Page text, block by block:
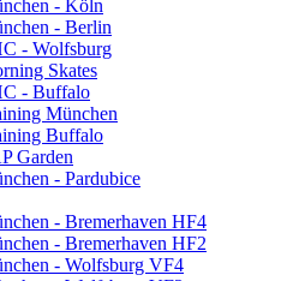
- Köln
- Berlin
- Wolfsburg
Skates
- Buffalo
München
Buffalo
Garden
- Pardubice
- Bremerhaven HF4
- Bremerhaven HF2
- Wolfsburg VF4